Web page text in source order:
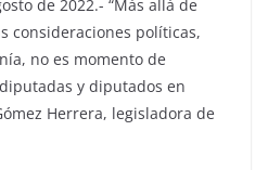
de 2022.- “Más allá de
consideraciones políticas,
no es momento de
y diputados en
Herrera, legisladora de